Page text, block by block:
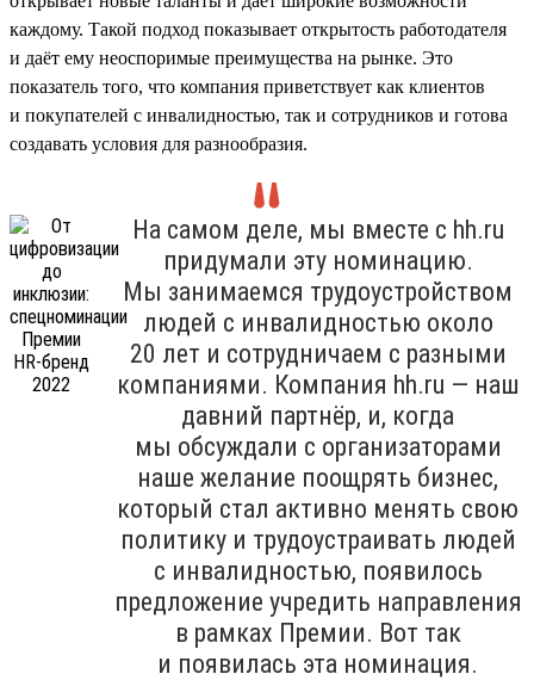
каждому. Такой подход показывает открытость работодателя
и даёт ему неоспоримые преимущества на рынке. Это
показатель того, что компания приветствует как клиентов
и покупателей с инвалидностью, так и сотрудников и готова
создавать условия для разнообразия.
На самом деле, мы вместе с hh.ru
придумали эту номинацию.
Мы занимаемся трудоустройством
людей с инвалидностью около
20 лет и сотрудничаем с разными
компаниями. Компания hh.ru — наш
давний партнёр, и, когда
мы обсуждали с организаторами
наше желание поощрять бизнес,
который стал активно менять свою
политику и трудоустраивать людей
с инвалидностью, появилось
предложение учредить направления
в рамках Премии. Вот так
и появилась эта номинация.